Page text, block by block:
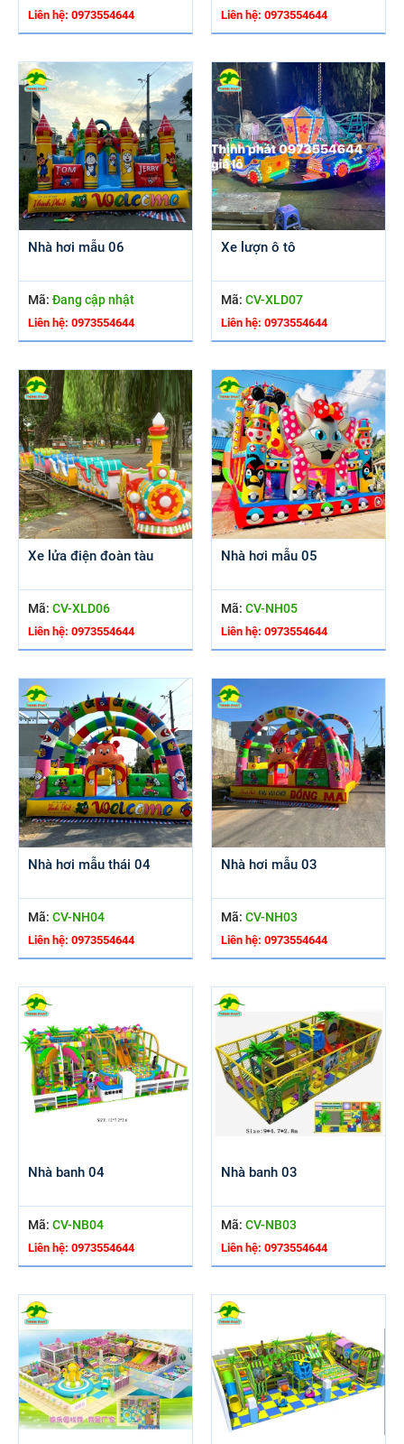
Liên hệ: 0973554644 Liên hệ: 0973554644
Nhà hơi mẫu 06
Mã: Đang cập nhật
Liên hệ: 0973554644
Xe lượn ô tô
Mã: CV-XLD07
Liên hệ: 0973554644
Xe lửa điện đoàn tàu
Mã: CV-XLD06
Liên hệ: 0973554644
Nhà hơi mẫu 05
Mã: CV-NH05
Liên hệ: 0973554644
Nhà hơi mẫu thái 04
Mã: CV-NH04
Liên hệ: 0973554644
Nhà hơi mẫu 03
Mã: CV-NH03
Liên hệ: 0973554644
Nhà banh 04
Mã: CV-NB04
Liên hệ: 0973554644
Nhà banh 03
Mã: CV-NB03
Liên hệ: 0973554644